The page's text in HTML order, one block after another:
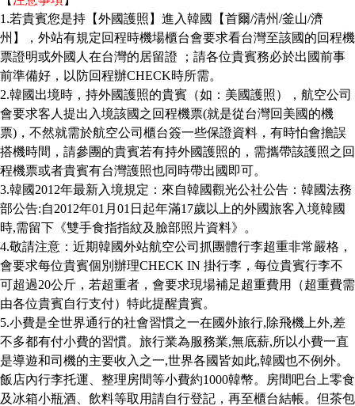
1.若貴賓您是持【外國護照】進入韓國【首爾/清州/釜山/濟
州】，外站有規定回程時機場櫃台會要求看台灣至該國的回程機
票證明或外國人在台灣的居留證
；請各位貴賓務必於出國前事
前準備好，以防回程辦CHECK時所需。
2.韓國出境時，持外國護照的貴賓（如：美國護照），航空公司
會要求客人提出入境該國之回程機票(就是從台灣回美國的機
票) ，不然就需於航空公司櫃台簽一些保證資料，有時怕會擔誤
搭機時間，請參團的貴賓若有持外國護照的，需攜帶該護照之回
程機票或者貴賓有台灣護照也同時帶出國即可。
3.韓國2012年最新入境規定：來自韓國觀光公社公告：韓國法務
部公告:自2012年01 月 01 日起年滿17歲以上的外國旅客入境韓國
時,需留下《雙手食指指紋及臉部照片資料》。
4.敬請注意：近期韓國外站航空公司抓團體行李超重非常嚴格，
會要求每位貴賓個別辦理CHECK IN 掛行李，每位貴賓行李不
可超過20公斤，若超重者，會要求現場補足超重費用（超重費需
由各位貴賓自行支付）特此提醒貴賓。
5.小費是全世界通行的社會習慣之一在國外旅行,除飛機上外,差
不多都有付小費的習慣。旅行業為服務業,無底薪,所以小費一直
是導遊和司機的主要收入之一,世界各國皆如此,韓國也不例外。
飯店內行李托運、整理房間等小費約1000韓幣。房間吧台上零食
及冰箱小瓶酒、飲料等取用請自行登記，再至櫃台結帳。但茶包